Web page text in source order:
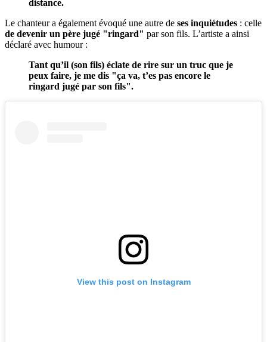
distance.
Le chanteur a également évoqué une autre de ses inquiétudes : celle
de devenir un père jugé "ringard" par son fils. L’artiste a ainsi
déclaré avec humour :
Tant qu’il (son fils) éclate de rire sur un truc que je
peux faire, je me dis "ça va, t’es pas encore le
ringard jugé par son fils".
View this post on Instagram